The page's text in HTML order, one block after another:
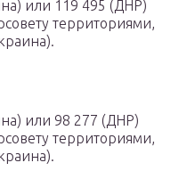
или 119 495 (ДНР)
территориями,
или 98 277 (ДНР)
территориями,